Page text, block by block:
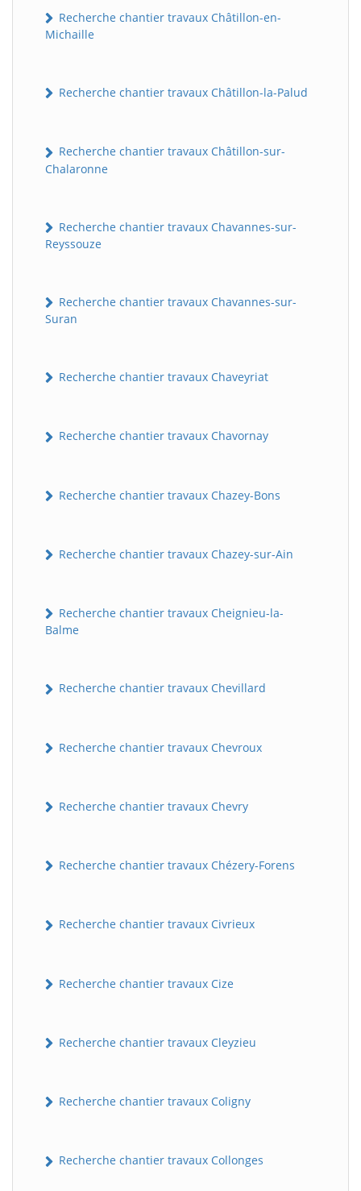
Recherche chantier travaux Châtillon-en-
Michaille
Recherche chantier travaux Châtillon-la-Palud
Recherche chantier travaux Châtillon-sur-
Chalaronne
Recherche chantier travaux Chavannes-sur-
Reyssouze
Recherche chantier travaux Chavannes-sur-
Suran
Recherche chantier travaux Chaveyriat
Recherche chantier travaux Chavornay
Recherche chantier travaux Chazey-Bons
Recherche chantier travaux Chazey-sur-Ain
Recherche chantier travaux Cheignieu-la-
Balme
Recherche chantier travaux Chevillard
Recherche chantier travaux Chevroux
Recherche chantier travaux Chevry
Recherche chantier travaux Chézery-Forens
Recherche chantier travaux Civrieux
Recherche chantier travaux Cize
Recherche chantier travaux Cleyzieu
Recherche chantier travaux Coligny
Recherche chantier travaux Collonges
Assistant en ligne